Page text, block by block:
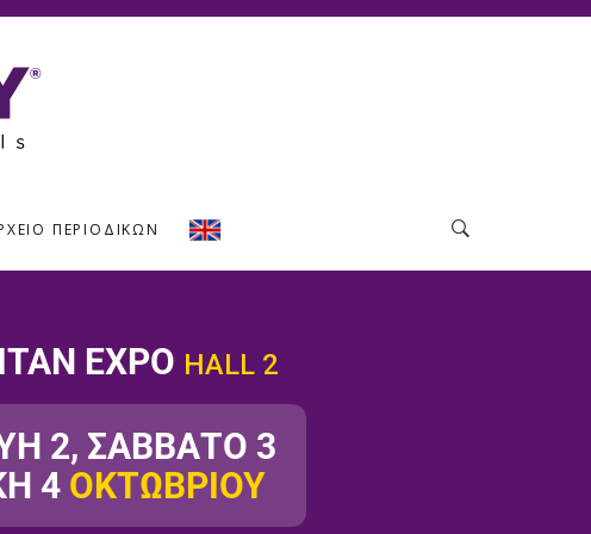
ΠΕΡΙΟΔΙΚΏΝ
EXPO HALL 2
2, ΣΑΒΒΑΤΟ 3
4ΟΚΤΩΒΡΙΟΥ